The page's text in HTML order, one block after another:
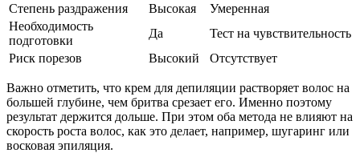
Степень раздражения
Высокая
Умеренная
Необходимость
подготовки
Да
Тест на чувствительность
Риск порезов
Высокий Отсутствует
Важно отметить, что крем для депиляции растворяет волос на
большей глубине, чем бритва срезает его. Именно поэтому
результат держится дольше. При этом оба метода не влияют на
скорость роста волос, как это делает, например, шугаринг или
восковая эпиляция.